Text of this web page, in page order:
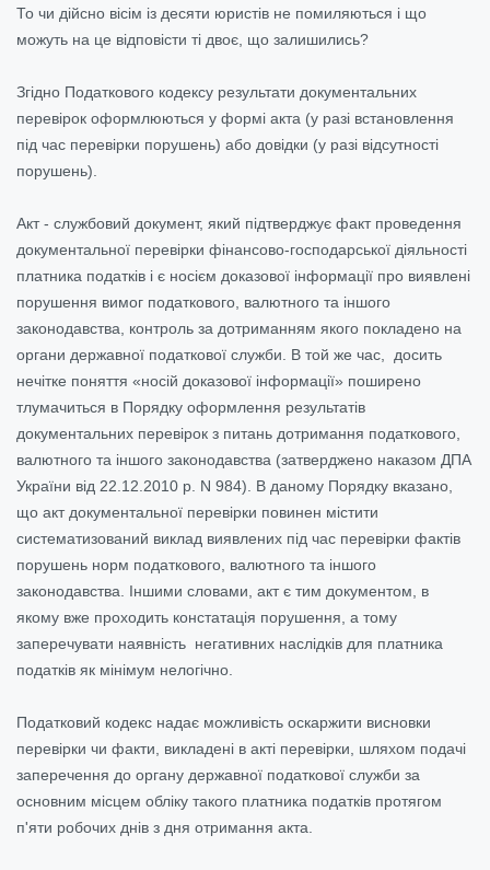
То чи дійсно вісім із десяти юристів не помиляються і що
можуть на це відповісти ті двоє, що залишились?
Згідно Податкового кодексу результати документальних
перевірок оформлюються у формі акта (у разі встановлення
під час перевірки порушень) або довідки (у разі відсутності
порушень).
Акт - службовий документ, який підтверджує факт проведення
документальної перевірки фінансово-господарської діяльності
платника податків і є носієм доказової інформації про виявлені
порушення вимог податкового, валютного та іншого
законодавства, контроль за дотриманням якого покладено на
органи державної податкової служби. В той же час, досить
нечітке поняття «носій доказової інформації» поширено
тлумачиться в Порядку оформлення результатів
документальних перевірок з питань дотримання податкового,
валютного та іншого законодавства (затверджено наказом ДПА
України від 22.12.2010 р. N 984). В даному Порядку вказано,
що акт документальної перевірки повинен містити
систематизований виклад виявлених під час перевірки фактів
порушень норм податкового, валютного та іншого
законодавства. Іншими словами, акт є тим документом, в
якому вже проходить констатація порушення, а тому
заперечувати наявність негативних наслідків для платника
податків як мінімум нелогічно.
Податковий кодекс надає можливість оскаржити висновки
перевірки чи факти, викладені в акті перевірки, шляхом подачі
заперечення до органу державної податкової служби за
основним місцем обліку такого платника податків протягом
п'яти робочих днів з дня отримання акта.